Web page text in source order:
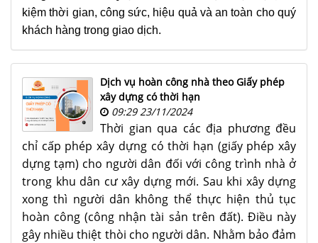
kiệm thời gian, công sức, hiệu quả và an toàn cho quý
khách hàng trong giao dịch.
Dịch vụ hoàn công nhà theo Giấy phép
xây dựng có thời hạn
09:29 23/11/2024
Thời gian qua các địa phương đều
chỉ cấp phép xây dựng có thời hạn (giấy phép xây
dựng tạm) cho người dân đối với công trình nhà ở
trong khu dân cư xây dựng mới. Sau khi xây dựng
xong thì người dân không thể thực hiện thủ tục
hoàn công (công nhận tài sản trên đất). Ðiều này
gây nhiều thiệt thòi cho người dân. Nhằm bảo đảm